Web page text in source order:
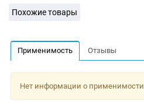
Похожие товары
Применимость Отзывы
Нет информации о применимости